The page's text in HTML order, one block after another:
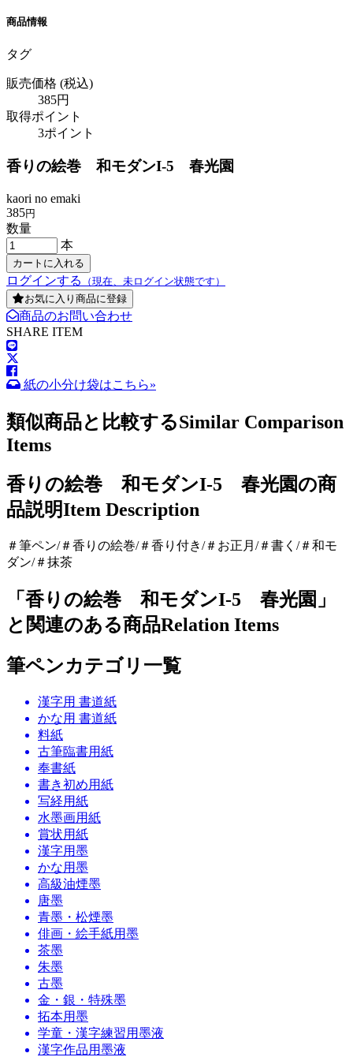
商品情報
タグ
販売価格 (税込)
385円
取得ポイント
3ポイント
香りの絵巻 和モダンI-5 春光園
kaori no emaki
385円
数量
本
ログインする
（現在、未ログイン状態です）
お気に入り商品に登録
商品のお問い合わせ
SHARE ITEM
紙の小分け袋はこちら»
類似商品と比較するSimilar Comparison
Items
香りの絵巻 和モダンI-5 春光園の商
品説明Item Description
＃筆ペン/＃香りの絵巻/＃香り付き/＃お正月/＃書く/＃和モ
ダン/＃抹茶
「香りの絵巻 和モダンI-5 春光園」
と関連のある商品Relation Items
筆ペンカテゴリ一覧
漢字用 書道紙
かな用 書道紙
料紙
古筆臨書用紙
奉書紙
書き初め用紙
写経用紙
水墨画用紙
賞状用紙
漢字用墨
かな用墨
高級油煙墨
唐墨
青墨・松煙墨
俳画・絵手紙用墨
茶墨
朱墨
古墨
金・銀・特殊墨
拓本用墨
学童・漢字練習用墨液
漢字作品用墨液